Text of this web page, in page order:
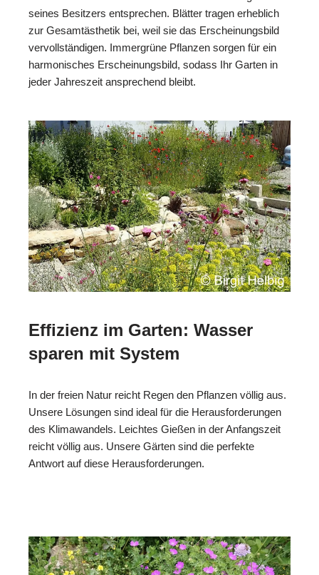
seines Besitzers entsprechen. Blätter tragen erheblich
zur Gesamtästhetik bei, weil sie das Erscheinungsbild
vervollständigen. Immergrüne Pflanzen sorgen für ein
harmonisches Erscheinungsbild, sodass Ihr Garten in
jeder Jahreszeit ansprechend bleibt.
Effizienz im Garten: Wasser
sparen mit System
In der freien Natur reicht Regen den Pflanzen völlig aus.
Unsere Lösungen sind ideal für die Herausforderungen
des Klimawandels. Leichtes Gießen in der Anfangszeit
reicht völlig aus. Unsere Gärten sind die perfekte
Antwort auf diese Herausforderungen.